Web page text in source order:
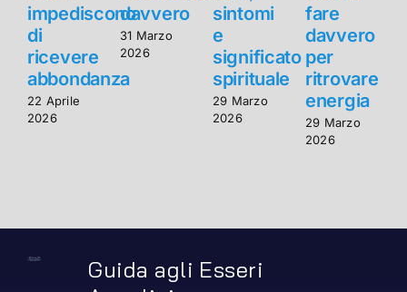
impediscono
di
ricevere
abbondanza
22 Aprile
2026
davvero
31 Marzo
2026
sintomi
e
significato
spirituale
29 Marzo
2026
fare
davvero
per
ritrovare
energia
29 Marzo
2026
Guida agli Esseri